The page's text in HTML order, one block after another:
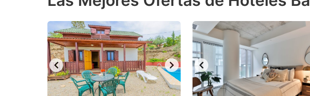
mark
key
to
get
the
mark
key
to
get
the